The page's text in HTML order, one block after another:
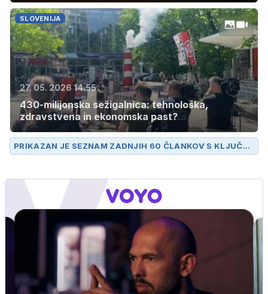
SLOVENIJA
27. 05. 2026 14.55
430-milijonska sežigalnica: tehnološka,
zdravstvena in ekonomska past?
PRIKAZAN JE SEZNAM ZADNJIH 60 ČLANKOV S KLJUČN
O BESEDOEVROPSKA UNIJA.